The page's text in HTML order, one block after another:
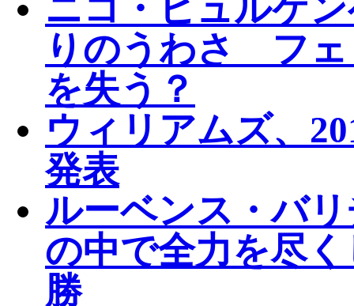
ニコ・ヒュルケ
りのうわさ フェ
を失う？
ウィリアムズ、
発表
ルーベンス・バ
の中で全力を尽
勝